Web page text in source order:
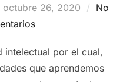
Publicado
el
octubre 26, 2020
No
intelectual por el cual,
que aprendemos